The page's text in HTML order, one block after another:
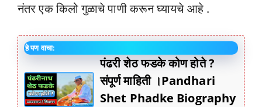
नंतर एक किलो गुळाचे पाणी करून घ्यायचे आहे .
हे पण वाचा:
पंढरी शेठ फडके कोण होते ?
संपूर्ण माहिती ।Pandhari
Shet Phadke Biography